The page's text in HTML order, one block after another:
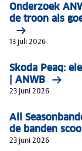
Onderzoek
de troon als
13 juli 2026
Skoda Peaq:
| ANWB
23 juni 2026
All
de banden
23 juni 2026